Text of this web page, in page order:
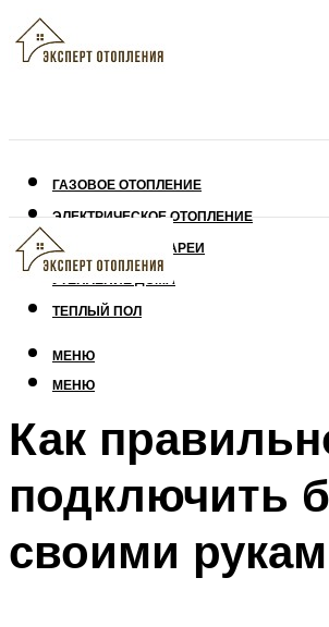
ГАЗОВОЕ ОТОПЛЕНИЕ
ЭЛЕКТРИЧЕСКОЕ ОТОПЛЕНИЕ
СОЛНЕЧНЫЕ БАТАРЕИ
УТЕПЛЕНИЕ ДОМА
ТЕПЛЫЙ ПОЛ
МЕНЮ
МЕНЮ
Как
подключить
своими